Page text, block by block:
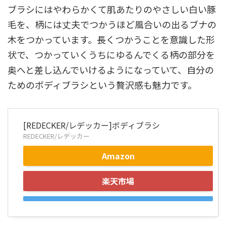
ブラシにはやわらかくて肌あたりのやさしい白い豚
毛を、柄には丈夫でつかうほど風合いの出るブナの
木をつかっています。長くつかうことを意識した形
状で、つかっていくうちにゆるんでくる柄の部分を
奥へと差し込んでいけるようになっていて、自分の
ためのボディブラシという贅沢感も魅力です。
[REDECKER/レデッカー]ボディブラシ
REDECKER/レデッカー
Amazon
楽天市場